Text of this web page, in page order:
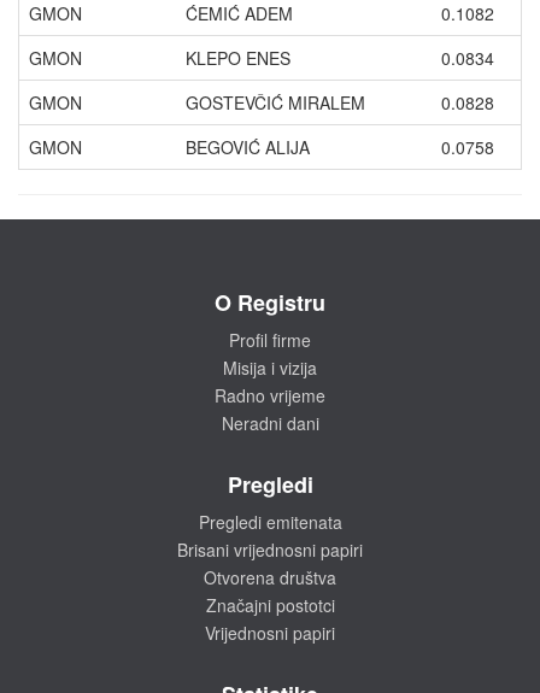
GMON
ĆEMIĆ ADEM
0.1082
GMON
KLEPO ENES
0.0834
GMON
GOSTEVČIĆ MIRALEM
0.0828
GMON
BEGOVIĆ ALIJA 0.0758
O Registru
Profil firme
Misija i vizija
Radno vrijeme
Neradni dani
Pregledi
Pregledi emitenata
Brisani vrijednosni papiri
Otvorena društva
Značajni postotci
Vrijednosni papiri